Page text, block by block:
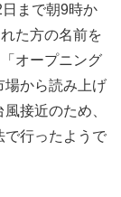
まで朝9時か
た方の名前を
オープニング
場から読み上げ
接近のため、
で行ったようで